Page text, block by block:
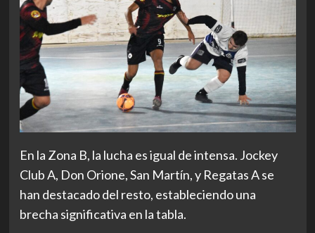
En la Zona B, la lucha es igual de intensa. Jockey
Club A, Don Orione, San Martín, y Regatas A se
han destacado del resto, estableciendo una
brecha significativa en la tabla.